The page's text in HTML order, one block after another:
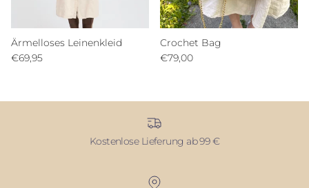
Ärmelloses Leinenkleid
€69,95
Crochet Bag
€79,00
Kostenlose Lieferung ab 99 €